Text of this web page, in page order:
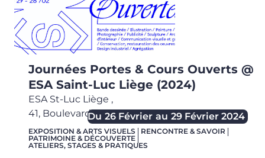
Journées Portes & Cours Ouverts @
ESA Saint-Luc Liège (2024)
Du 26 Février au 29 Février 2024
ESA St-Luc Liège ,
41, Boulevard de la Constitution,4020Liège
EXPOSITION & ARTS VISUELS
RENCONTRE & SAVOIR
PATRIMOINE & DÉCOUVERTE
ATELIERS, STAGES & PRATIQUES